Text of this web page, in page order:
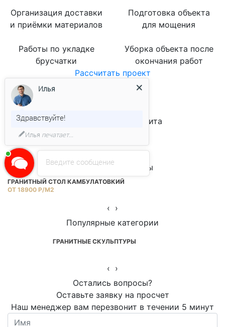
Организация доставки
и приёмки материалов
Подготовка объекта
для мощения
Работы по укладке
брусчатки
Уборка объекта после
окончания работ
Рассчитать проект
Наши клиенты
Месторождения гранита
Мансуровский
‹ ›
Популярные товары
ГРАНИТНЫЙ СТОЛ КАМБУЛАТОВКИЙ
ОТ 18900 Р/М2
‹ ›
Популярные категории
ГРАНИТНЫЕ СКУЛЬПТУРЫ
‹ ›
Остались вопросы?
Оставьте заявку на просчет
Наш менеджер вам перезвонит в течении 5 минут
Введите сообщение
Илья
Здравствуйте!
Илья печатает...